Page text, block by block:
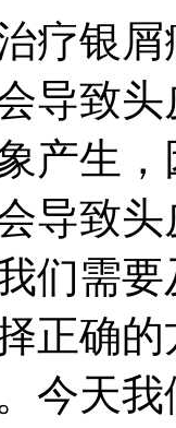
疗银
导致
产生
导致
们需
正确
今天